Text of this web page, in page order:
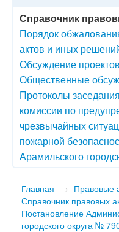
Справочник
Порядок
актов и иных
Обсуждение проектов
Общественные
Протоколы
комиссии по
чрезвычайных
пожарной
Арамильского
Главная → Правовые
Справочник правовых
Постановление
городского округа №